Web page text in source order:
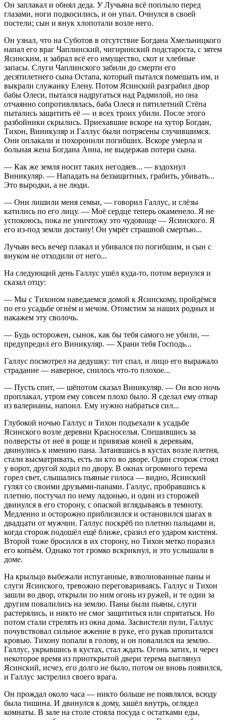
Он заплакал и обнял деда. У Лучьяна всё поплыло перед
глазами, ноги подкосились, и он упал. Очнулся в своей
постели; сын и внук хлопотали возле него.
Он узнал, что на Суботов в отсутствие Богдана Хмельницкого
напал его враг Чаплинский, чигиринский подстароста, с зятем
Ясинским, и забрал всё его имущество, скот и хлебные
запасы. Слуги Чаплинского забили до смерти его
десятилетнего сына Остапа, который пытался помешать им, и
выкрали служанку Елену. Потом Ясинский разграбил двор
бабы Олеси, пытался надругаться над Радмилой, но она
отчаянно сопротивлялась, баба Олеся и пятилетний Стёпа
пытались защитить её — и всех троих убили. После этого
разбойники скрылись. Приехавшие вскоре на хутор Богдан,
Тихон, Виникуляр и Галлус были потрясены случившимся.
Они оплакали и похоронили погибших. Вскоре умерла и
больная жена Богдана Анна, не выдержав потери сына.
— Как же земля носит таких негодяев... — вздохнул
Виникуляр. — Нападать на беззащитных, грабить, убивать...
Это выродки, а не люди.
— Они лишили меня семьи, — говорил Галлус, и слёзы
катились по его лицу. — Моё сердце теперь окаменело. Я не
успокоюсь, пока не уничтожу это чудовище — Ясинского. Я
его из-под земли достану! Он умрёт страшной смертью...
Лучьян весь вечер плакал и убивался по погибшим, и сын с
внуком не отходили от него...
На следующий день Галлус ушёл куда-то, потом вернулся и
сказал отцу:
— Мы с Тихоном наведаемся домой к Ясинскому, пройдёмся
по его усадьбе огнём и мечом. Отомстим за наших родных и
накажем эту сволочь.
— Будь осторожен, сынок, как бы тебя самого не убили, —
предупредил его Виникуляр. — Храни тебя Господь...
Галлус посмотрел на дедушку: тот спал, и лицо его выражало
страдание — наверное, снилось что-то плохое...
— Пусть спит, — шёпотом сказал Виникуляр. — Он всю ночь
проплакал, утром ему совсем плохо было. Я сделал ему отвар
из валерианы, напоил. Ему нужно набраться сил...
Глубокой ночью Галлус и Тихон подъехали к усадьбе
Ясинского возле деревни Красноселья. Спешившись за
полверсты от неё в роще и привязав коней к деревьям,
двинулись к имению пана. Затаившись в кустах возле плетня,
стали высматривать, есть ли кто во дворе. Один сторож стоял
у ворот, другой ходил по двору. В окнах огромного терема
горел свет, слышались пьяные голоса — видно, Ясинский
гулял со своими друзьями-панами. Галлус, пробравшись к
плетню, постучал по нему ладонью, и один из сторожей
двинулся в его сторону, с опаской вглядываясь в темноту.
Медленно и осторожно приблизился и остановился шагах в
двадцати от мужчин. Галлус поскрёб по плетню пальцами и,
когда сторож подошёл ещё ближе, сразил его ударом кистеня.
Второй тоже бросился в их сторону, но Тихон метко поразил
его копьём. Однако тот громко вскрикнул, и это услышали в
доме.
На крыльцо выбежали испуганные, взволнованные паны и
слуги Ясинского, тревожно переговариваясь. Галлус и Тихон
зашли во двор, открыли по ним огонь из ружей, и те один за
другим повалились на землю. Паны были пьяны, слуги
растерялись, и никто не смог защититься или спрятаться. Но
потом стали стрелять из окна дома. Засвистели пули, Галлус
почувствовал сильное жжение в руке, его рукав пропитался
кровью. Тихону попали в голову, и он повалился на землю.
Галлус, укрывшись в кустах, стал ждать. Огонь затих, и через
некоторое время из приоткрытой двери терема выглянул
Ясинский, исчез, его долго не было, потом он вновь появился,
и Галлус застрелил своего врага.
Он прождал около часа — никто больше не появлялся, всюду
была тишина. И двинулся к дому, зашёл внутрь, оглядел
комнаты. В зале на столе стояла посуда с остатками еды,